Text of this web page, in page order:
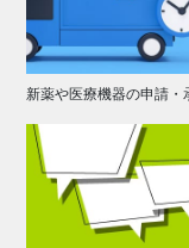
新薬や医療機器の申請・